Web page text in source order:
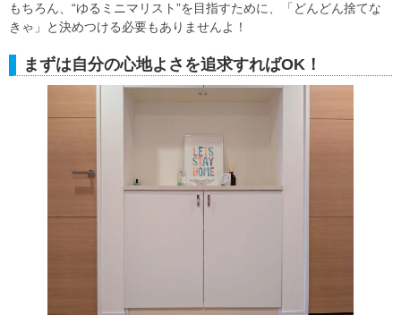
もちろん、“ゆるミニマリスト”を目指すために、「どんどん捨てな
きゃ」と決めつける必要もありませんよ！
まずは自分の心地よさを追求すればOK！